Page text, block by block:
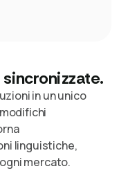
in un unico
linguistiche,
mercato.